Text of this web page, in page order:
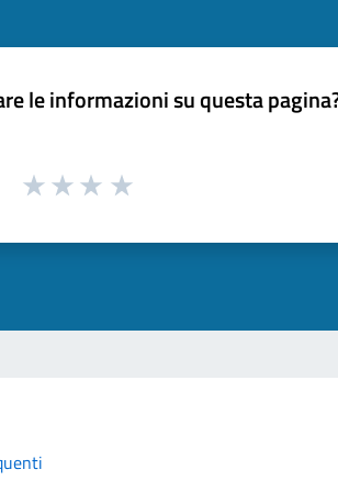
le informazioni su questa